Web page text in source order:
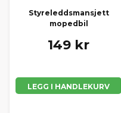
Styreleddsmansjett
mopedbil
149 kr
LEGG I HANDLEKURV